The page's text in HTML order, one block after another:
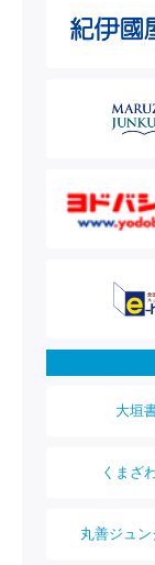
大垣
くまざ
丸善ジュ